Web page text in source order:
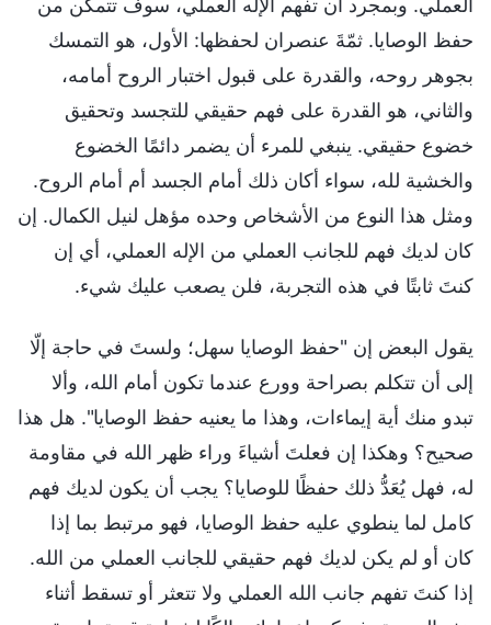
حفظ الوصايا. ثمّةَ عنصران لحفظها: الأول، هو التمسك
بجوهر روحه، والقدرة على قبول اختبار الروح أمامه،
والثاني، هو القدرة على فهم حقيقي للتجسد وتحقيق
خضوع حقيقي. ينبغي للمرء أن يضمر دائمًا الخضوع
والخشية لله، سواء أكان ذلك أمام الجسد أم أمام الروح.
ومثل هذا النوع من الأشخاص وحده مؤهل لنيل الكمال. إن
كان لديك فهم للجانب العملي من الإله العملي، أي إن
كنتَ ثابتًا في هذه التجربة، فلن يصعب عليك شيء.
يقول البعض إن "حفظ الوصايا سهل؛ ولستَ في حاجة إلّا
إلى أن تتكلم بصراحة وورع عندما تكون أمام الله، وألا
تبدو منك أية إيماءات، وهذا ما يعنيه حفظ الوصايا". هل هذا
صحيح؟ وهكذا إن فعلتَ أشياءَ وراء ظهر الله في مقاومة
له، فهل يُعَدُّ ذلك حفظًا للوصايا؟ يجب أن يكون لديك فهم
كامل لما ينطوي عليه حفظ الوصايا، فهو مرتبط بما إذا
كان أو لم يكن لديك فهم حقيقي للجانب العملي من الله.
إذا كنتَ تفهم جانب الله العملي ولا تتعثر أو تسقط أثناء